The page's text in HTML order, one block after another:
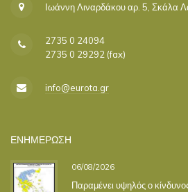
Ιωάννη Λιναρδάκου αρ. 5, Σκάλα
2735 0 24094
2735 0 29292 (fax)
info@eurota.gr
ΕΝΗΜΕΡΩΣΗ
06/08/2026
Παραμένει υψηλός ο